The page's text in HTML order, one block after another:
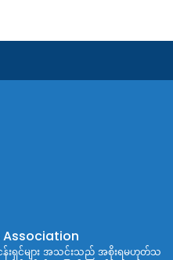
Association
န်းရှင်များ အသင်းသည် အစိုးရမဟုတ်သ